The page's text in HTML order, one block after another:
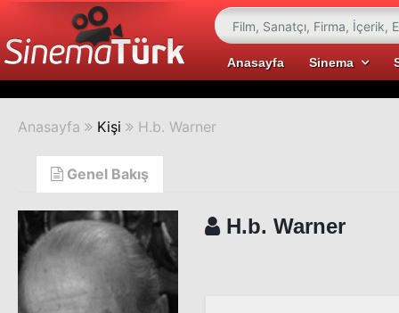
Anasayfa Sinema
Anasayfa Kişi H.b. Warner
Genel Bakış
H.b. Warner